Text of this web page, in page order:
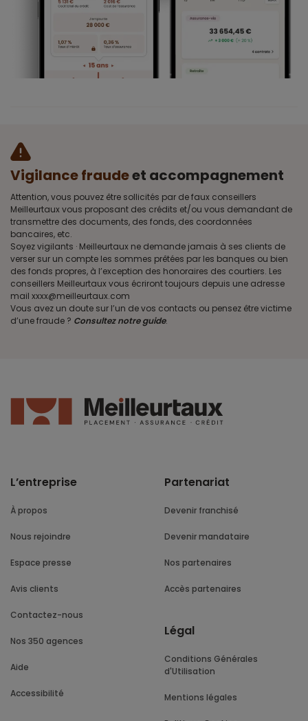
Vigilance fraudeet accompagnement
Attention, vous pouvez être sollicités par de faux conseillers
Meilleurtaux vous proposant des crédits et/ou vous demandant de
transmettre des documents, des fonds, des coordonnées
bancaires, etc.
Soyez vigilants · Meilleurtaux ne demande jamais à ses clients de
verser sur un compte les sommes prêtées par les banques ou bien
des fonds propres, à l’exception des honoraires des courtiers. Les
conseillers Meilleurtaux vous écriront toujours depuis une adresse
mail xxxx@meilleurtaux.com
Vous avez un doute sur l’un de vos contacts ou pensez être victime
d’une fraude ? Consultez notre guide.
L’entreprise
À propos
Nous rejoindre
Espace presse
Avis clients
Contactez-nous
Nos 350 agences
Aide
Accessibilité
Partenariat
Devenir franchisé
Devenir mandataire
Nos partenaires
Accès partenaires
Légal
Conditions Générales
d'Utilisation
Mentions légales